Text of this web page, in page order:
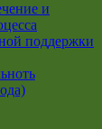
и
поддержки